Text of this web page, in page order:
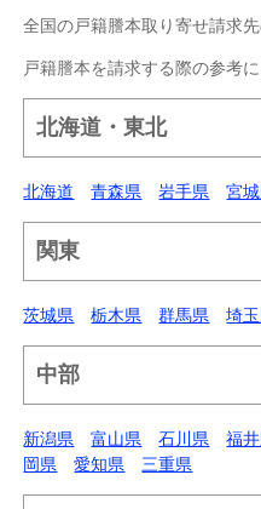
全国の戸籍謄本取り寄せ請求先
戸籍謄本を請求する際の参考に
北海道・東北
北海道 青森県 岩手県 宮
関東
茨城県 栃木県 群馬県 埼
中部
新潟県 富山県 石川県 福
岡県
愛知県 三重県